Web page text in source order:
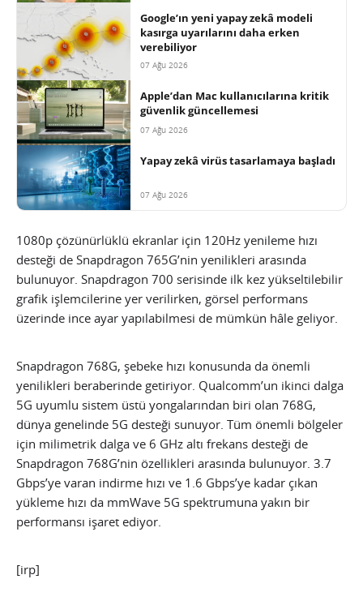
Google’ın yeni yapay zekâ modeli
kasırga uyarılarını daha erken
verebiliyor
07 Ağu 2026
Apple’dan Mac kullanıcılarına kritik
güvenlik güncellemesi
07 Ağu 2026
Yapay zekâ virüs tasarlamaya başladı
07 Ağu 2026
1080p çözünürlüklü ekranlar için 120Hz yenileme hızı
desteği de Snapdragon 765G’nin yenilikleri arasında
bulunuyor. Snapdragon 700 serisinde ilk kez yükseltilebilir
grafik işlemcilerine yer verilirken, görsel performans
üzerinde ince ayar yapılabilmesi de mümkün hâle geliyor.
Snapdragon 768G, şebeke hızı konusunda da önemli
yenilikleri beraberinde getiriyor. Qualcomm’un ikinci dalga
5G uyumlu sistem üstü yongalarından biri olan 768G,
dünya genelinde 5G desteği sunuyor. Tüm önemli bölgeler
için milimetrik dalga ve 6 GHz altı frekans desteği de
Snapdragon 768G’nin özellikleri arasında bulunuyor. 3.7
Gbps’ye varan indirme hızı ve 1.6 Gbps’ye kadar çıkan
yükleme hızı da mmWave 5G spektrumuna yakın bir
performansı işaret ediyor.
[irp]